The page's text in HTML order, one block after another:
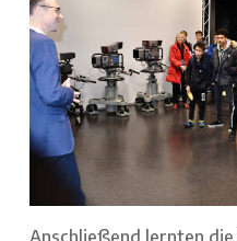
Anschließend lernten die